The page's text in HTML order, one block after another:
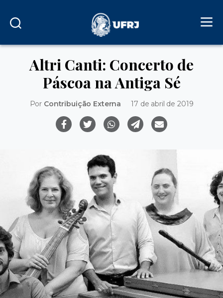
Altri Canti: Concerto de
Páscoa na Antiga Sé
Por Contribuição Externa 17 de abril de 2019